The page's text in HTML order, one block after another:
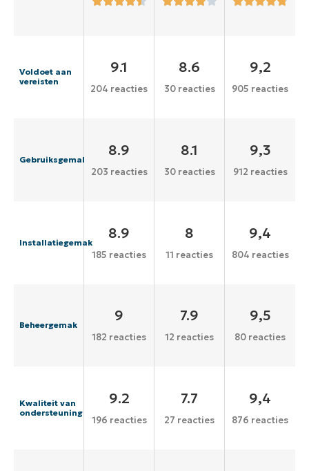
Voldoet aan
vereisten
9.1
204 reacties
8.6
30 reacties
9,2
905 reacties
Gebruiksgemak
8.9
203 reacties
8.1
30 reacties
9,3
912 reacties
Installatiegemak
8.9
185 reacties
8
11 reacties
9,4
804 reacties
Beheergemak
9
182 reacties
7.9
12 reacties
9,5
80 reacties
Kwaliteit van
ondersteuning
9.2
196 reacties
7.7
27 reacties
9,4
876 reacties